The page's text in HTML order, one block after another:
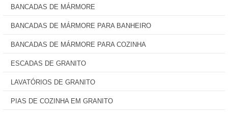
BANCADAS DE MÁRMORE
BANCADAS DE MÁRMORE PARA BANHEIRO
BANCADAS DE MÁRMORE PARA COZINHA
ESCADAS DE GRANITO
LAVATÓRIOS DE GRANITO
PIAS DE COZINHA EM GRANITO